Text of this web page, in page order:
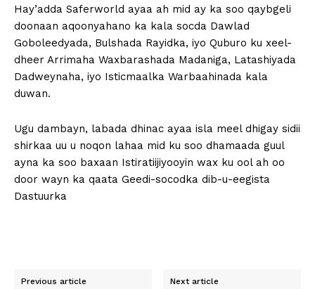
Hay’adda Saferworld ayaa ah mid ay ka soo qaybgeli
doonaan aqoonyahano ka kala socda Dawlad
Goboleedyada, Bulshada Rayidka, iyo Quburo ku xeel-
dheer Arrimaha Waxbarashada Madaniga, Latashiyada
Dadweynaha, iyo Isticmaalka Warbaahinada kala
duwan.
Ugu dambayn, labada dhinac ayaa isla meel dhigay sidii
shirkaa uu u noqon lahaa mid ku soo dhamaada guul
ayna ka soo baxaan Istiratiijiyooyin wax ku ool ah oo
door wayn ka qaata Geedi-socodka dib-u-eegista
Dastuurka
Previous article Next article